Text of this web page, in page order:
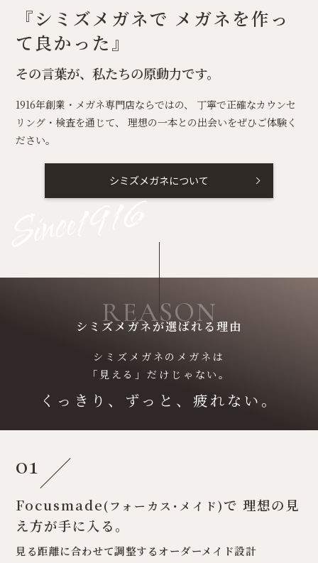
『シミズメガネで メガネを作っ
て良かった』
その言葉が、私たちの原動力です。
1916年創業・メガネ専門店ならではの、
丁寧で正確なカウンセ
リング・検査を通じて、
理想の一本との出会いをぜひご体験く
ださい。
シミズメガネについて
Since1916
REASON
シミズメガネが選ばれる理由
シミズメガネのメガネは
「見える」だけじゃない。
くっきり、ずっと、疲れない。
01
Focusmade(フォーカス･メイド)で 理想の見
え方が手に入る。
見る距離に合わせて調整するオーダーメイド設計